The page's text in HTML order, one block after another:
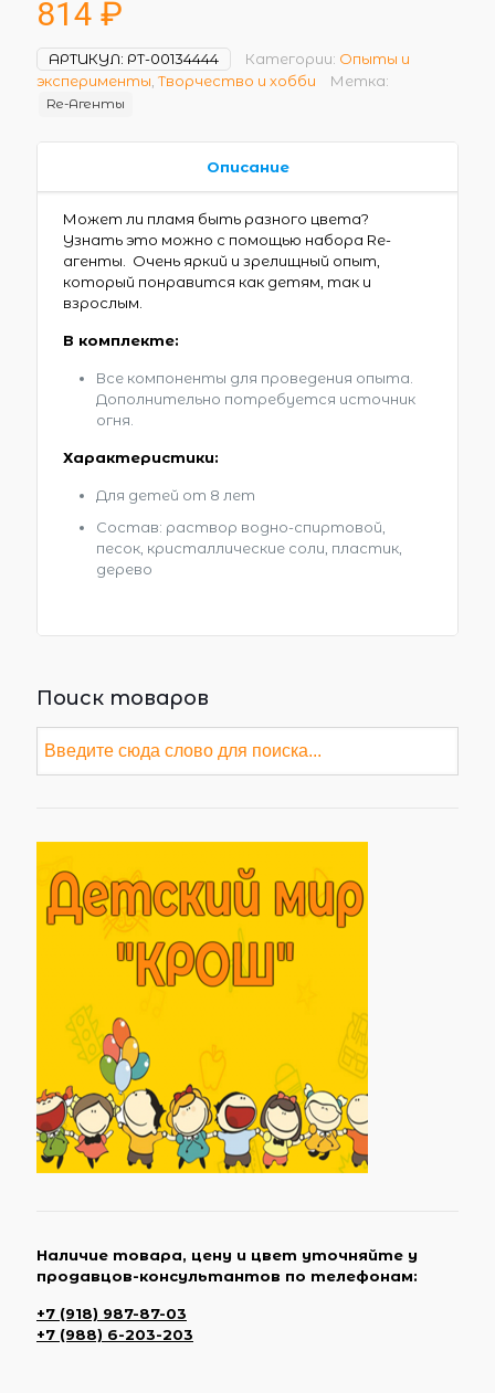
814 ₽
АРТИКУЛ: РТ-00134444 Категории: Опыты и
эксперименты Творчество и хобби Метка:
Re-Агенты
Описание
Может ли пламя быть разного цвета?
Узнать это можно с помощью набора Re-
агенты. Очень яркий и зрелищный опыт,
который понравится как детям, так и
взрослым.
В комплекте:
Все компоненты для проведения опыта.
Дополнительно потребуется источник
огня.
Характеристики:
Для детей от 8 лет
Состав: раствор водно-спиртовой,
песок, кристаллические соли, пластик,
дерево
Поиск товаров
Наличие товара, цену и цвет уточняйте у
продавцов-консультантов по телефонам:
+7 (918) 987-87-03
+7 (988) 6-203-203